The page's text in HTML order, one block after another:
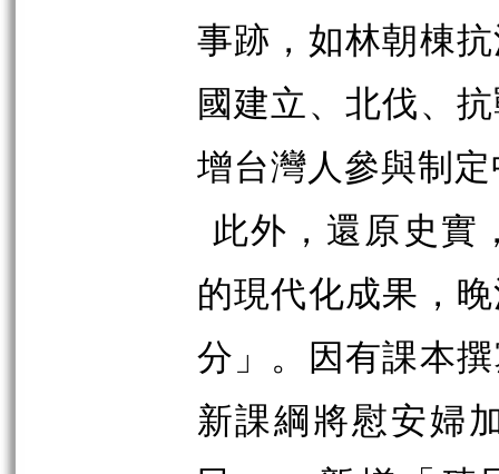
事跡，如林朝棟
國建立、北伐、
增台灣人參與制
此外，還原史實
的現代化成果，
分」。因有課本
新課綱將慰安婦